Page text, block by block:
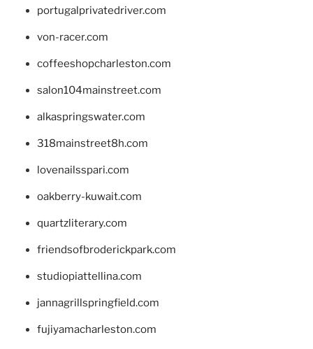
portugalprivatedriver.com
von-racer.com
coffeeshopcharleston.com
salon104mainstreet.com
alkaspringswater.com
318mainstreet8h.com
lovenailsspari.com
oakberry-kuwait.com
quartzliterary.com
friendsofbroderickpark.com
studiopiattellina.com
jannagrillspringfield.com
fujiyamacharleston.com